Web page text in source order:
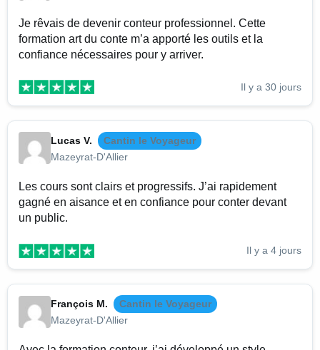
Je rêvais de devenir conteur professionnel. Cette
formation art du conte m’a apporté les outils et la
confiance nécessaires pour y arriver.
Il y a 30 jours
Lucas V.
Cantin le Voyageur
Mazeyrat-D'Allier
Les cours sont clairs et progressifs. J’ai rapidement
gagné en aisance et en confiance pour conter devant
un public.
Il y a 4 jours
François M.
Cantin le Voyageur
Mazeyrat-D'Allier